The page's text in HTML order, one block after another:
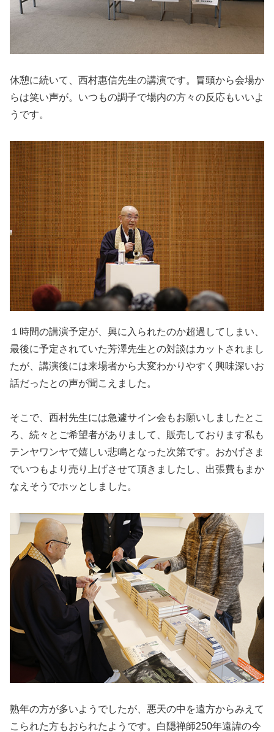
休憩に続いて、西村惠信先生の講演です。冒頭から会場か
らは笑い声が。いつもの調子で場内の方々の反応もいいよ
うです。
１時間の講演予定が、興に入られたのか超過してしまい、
最後に予定されていた芳澤先生との対談はカットされまし
たが、講演後には来場者から大変わかりやすく興味深いお
話だったとの声が聞こえました。
そこで、西村先生には急遽サイン会もお願いしましたとこ
ろ、続々とご希望者がありまして、販売しております私も
テンヤワンヤで嬉しい悲鳴となった次第です。おかげさま
でいつもより売り上げさせて頂きましたし、出張費もまか
なえそうでホッとしました。
熟年の方が多いようでしたが、悪天の中を遠方からみえて
こられた方もおられたようです。白隠禅師250年遠諱の今